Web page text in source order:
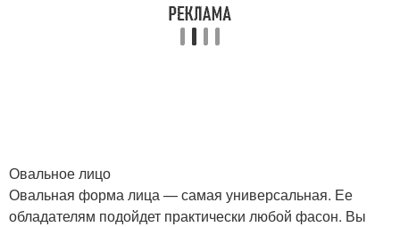
Овальное лицо
Овальная форма лица — самая универсальная. Ее
обладателям подойдет практически любой фасон. Вы